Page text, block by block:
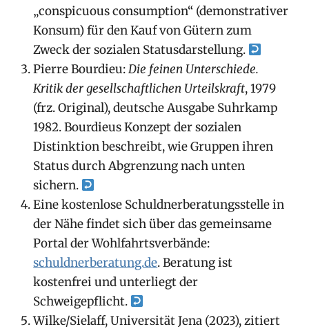
„conspicuous consumption“ (demonstrativer
Konsum) für den Kauf von Gütern zum
Zweck der sozialen Statusdarstellung.
Pierre Bourdieu:Die feinen Unterschiede.
Kritik der gesellschaftlichen Urteilskraft, 1979
(frz. Original), deutsche Ausgabe Suhrkamp
1982. Bourdieus Konzept der sozialen
Distinktion beschreibt, wie Gruppen ihren
Status durch Abgrenzung nach unten
sichern.
Eine kostenlose Schuldnerberatungsstelle in
der Nähe findet sich über das gemeinsame
Portal der Wohlfahrtsverbände:
schuldnerberatung.de. Beratung ist
kostenfrei und unterliegt der
Schweigepflicht.
Wilke/Sielaff, Universität Jena (2023), zitiert